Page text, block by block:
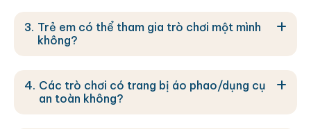
Trẻ em có thể tham gia trò chơi một mình
không?
Các trò chơi có trang bị áo phao/dụng cụ
an toàn không?